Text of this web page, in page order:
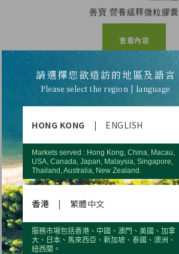
善寶 營養緩釋微粒膠囊
查看內容
請選擇您欲造訪的地區及語言
Please select the region | language
HONG KONG | ENGLISH
Markets served : Hong Kong, China, Macau,
USA, Canada, Japan, Malaysia, Singapore,
Thailand, Australia, New Zealand.
香港 | 繁體中文
服務市場包括香港、中國、澳門、美國、加拿
大、日本、馬來西亞、新加坡、泰國、澳洲、
紐西蘭。